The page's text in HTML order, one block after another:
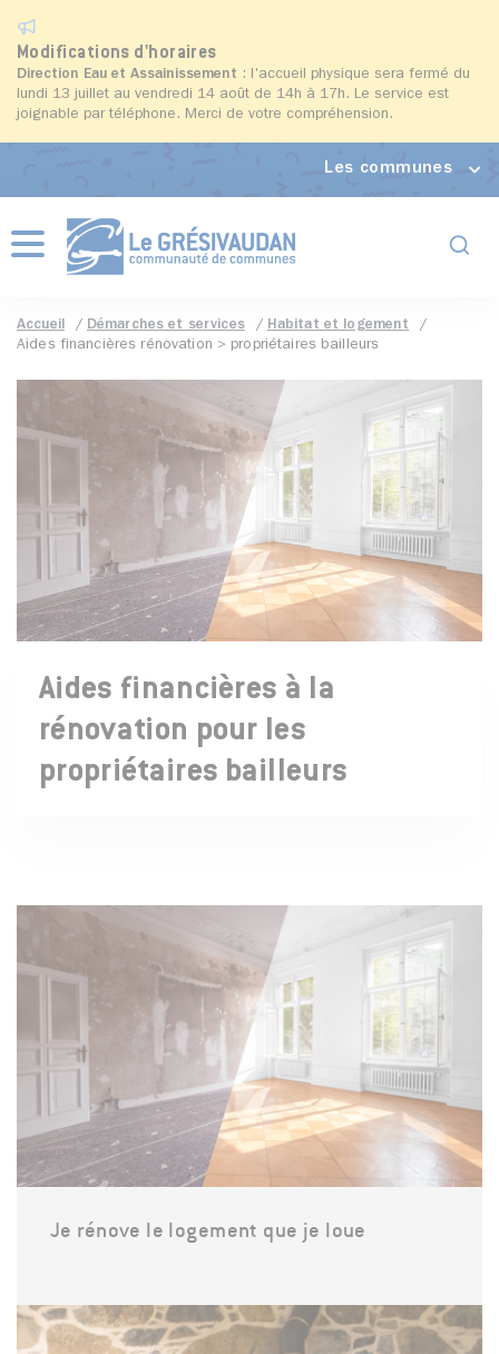
Modifications d'horaires
Direction Eau et Assainissement : l'accueil physique sera fermé du
lundi 13 juillet au vendredi 14 août de 14h à 17h. Le service est
joignable par téléphone. Merci de votre compréhension.
Les communes
Menu
Accueil Démarches et services
Habitat et logement
Aides financières rénovation > propriétaires bailleurs
Aides financières à la
rénovation pour les
propriétaires bailleurs
Je rénove le logement que je loue